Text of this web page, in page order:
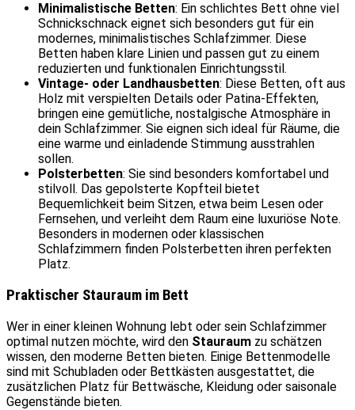
Minimalistische Betten: Ein schlichtes Bett ohne viel
Schnickschnack eignet sich besonders gut für ein
modernes, minimalistisches Schlafzimmer. Diese
Betten haben klare Linien und passen gut zu einem
reduzierten und funktionalen Einrichtungsstil.
Vintage- oder Landhausbetten: Diese Betten, oft aus
Holz mit verspielten Details oder Patina-Effekten,
bringen eine gemütliche, nostalgische Atmosphäre in
dein Schlafzimmer. Sie eignen sich ideal für Räume, die
eine warme und einladende Stimmung ausstrahlen
sollen.
Polsterbetten: Sie sind besonders komfortabel und
stilvoll. Das gepolsterte Kopfteil bietet
Bequemlichkeit beim Sitzen, etwa beim Lesen oder
Fernsehen, und verleiht dem Raum eine luxuriöse Note.
Besonders in modernen oder klassischen
Schlafzimmern finden Polsterbetten ihren perfekten
Platz.
Praktischer Stauraum im Bett
Wer in einer kleinen Wohnung lebt oder sein Schlafzimmer
optimal nutzen möchte, wird den Stauraum zu schätzen
wissen, den moderne Betten bieten. Einige Bettenmodelle
sind mit Schubladen oder Bettkästen ausgestattet, die
zusätzlichen Platz für Bettwäsche, Kleidung oder saisonale
Gegenstände bieten.